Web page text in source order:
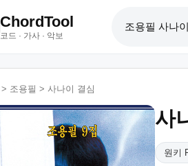
ChordTool
코드 · 가사 · 악보
> 조용필 > 사나이 결심
사
원키